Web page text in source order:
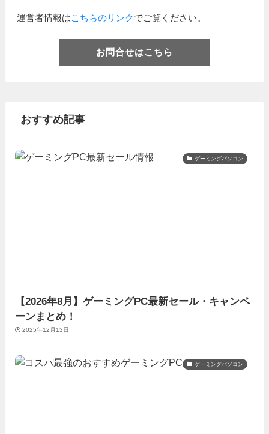
運営者情報はこちらのリンクでご覧ください。
お問合せはこちら
おすすめ記事
ゲーミングパソコン
【2026年8月】ゲーミングPC最新セール・キャンペ
ーンまとめ！
2025年12月13日
ゲーミングパソコン